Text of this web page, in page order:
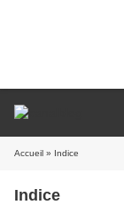
Accueil » Indice
Indice